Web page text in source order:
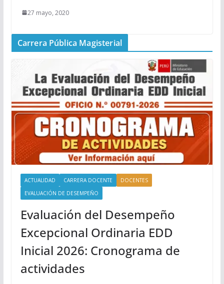
27 mayo, 2020
Carrera Pública Magisterial
ACTUALIDAD CARRERA DOCENTE
DOCENTES
EVALUACIÓN DE DESEMPEÑO
Evaluación del Desempeño
Excepcional Ordinaria EDD
Inicial 2026: Cronograma de
actividades